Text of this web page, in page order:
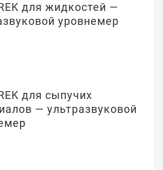
для жидкостей —
уровнемер
для сыпучих
— ультразвуковой